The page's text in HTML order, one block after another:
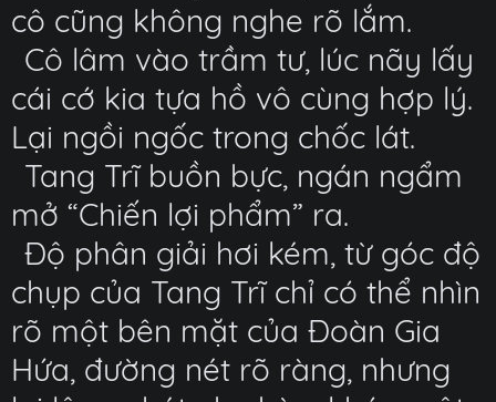
cô cũng không nghe rõ lắm.
Cô lâm vào trầm tư, lúc nãy lấy
cái cớ kia tựa hồ vô cùng hợp lý.
Lại ngồi ngốc trong chốc lát.
Tang Trĩ buồn bực, ngán ngẩm
mở “Chiến lợi phẩm” ra.
Độ phân giải hơi kém, từ góc độ
chụp của Tang Trĩ chỉ có thể nhìn
rõ một bên mặt của Đoàn Gia
Hứa, đường nét rõ ràng, nhưng